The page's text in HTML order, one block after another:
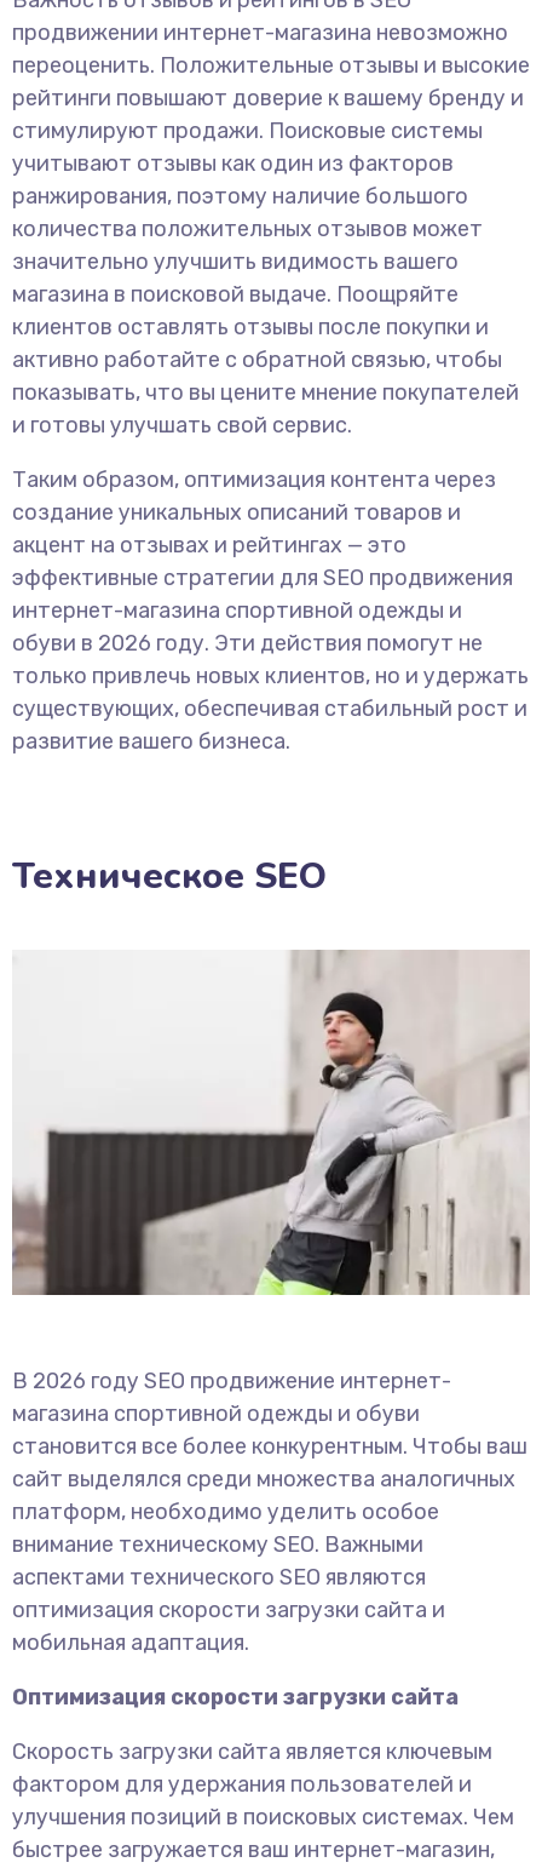
продвижении интернет-магазина невозможно
переоценить. Положительные отзывы и высокие
рейтинги повышают доверие к вашему бренду и
стимулируют продажи. Поисковые системы
учитывают отзывы как один из факторов
ранжирования, поэтому наличие большого
количества положительных отзывов может
значительно улучшить видимость вашего
магазина в поисковой выдаче. Поощряйте
клиентов оставлять отзывы после покупки и
активно работайте с обратной связью, чтобы
показывать, что вы цените мнение покупателей
и готовы улучшать свой сервис.
Таким образом, оптимизация контента через
создание уникальных описаний товаров и
акцент на отзывах и рейтингах — это
эффективные стратегии для SEO продвижения
интернет-магазина спортивной одежды и
обуви в 2026 году. Эти действия помогут не
только привлечь новых клиентов, но и удержать
существующих, обеспечивая стабильный рост и
развитие вашего бизнеса.
Техническое SEO
В 2026 году SEO продвижение интернет-
магазина спортивной одежды и обуви
становится все более конкурентным. Чтобы ваш
сайт выделялся среди множества аналогичных
платформ, необходимо уделить особое
внимание техническому SEO. Важными
аспектами технического SEO являются
оптимизация скорости загрузки сайта и
мобильная адаптация.
Оптимизация скорости загрузки сайта
Скорость загрузки сайта является ключевым
фактором для удержания пользователей и
улучшения позиций в поисковых системах. Чем
быстрее загружается ваш интернет-магазин,